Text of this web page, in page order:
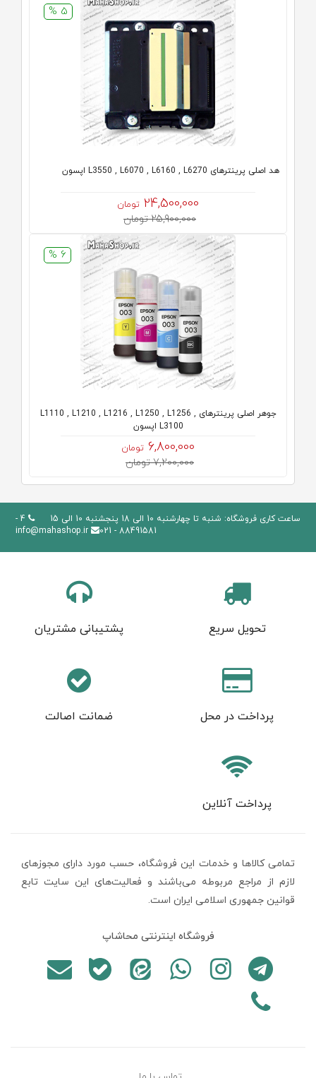
5 %
هد اصلی پرینترهای L3550 , L6070 , L6160 , L6270 اپسون
24,500,000 تومان
25,900,000 تومان
6 %
جوهر اصلی پرینترهای L1110 , L1210 , L1216 , L1250 , L1256 ,
L3100 اپسون
6,800,000 تومان
7,200,000 تومان
ساعت کاری فروشگاه: شنبه تا چهارشنبه 10 الی 18 پنجشنبه 10 الی 15
4 -
88491581 - 021
info@mahashop.ir
تحویل سریع پشتیبانی مشتریان
پرداخت در محل ضمانت اصالت
پرداخت آنلاین
تمامی كالاها و خدمات اين فروشگاه، حسب مورد دارای مجوزهای
لازم از مراجع مربوطه می‌باشند و فعاليت‌های اين سايت تابع
قوانين جمهوری اسلامی ایران است.
فروشگاه اینترنتی محاشاپ